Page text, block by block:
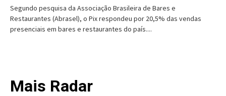
Segundo pesquisa da Associação Brasileira de Bares e
Restaurantes (Abrasel), o Pix respondeu por 20,5% das vendas
presenciais em bares e restaurantes do país....
Mais Radar